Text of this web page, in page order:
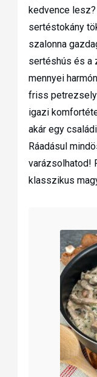
kedvence
sertéstokány
szalonna
sertéshús és a
mennyei
friss
igazi
akár egy
Ráadásul
varázsolhatod!
klasszikus